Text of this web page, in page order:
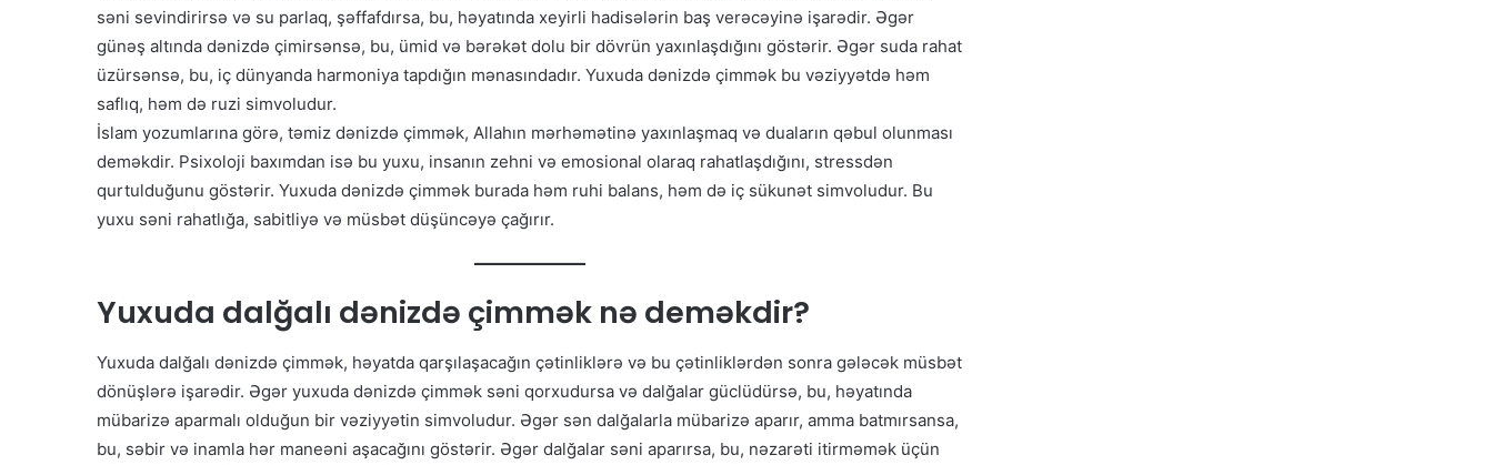
səni sevindirirsə və su parlaq, şəffafdırsa, bu, həyatında xeyirli hadisələrin baş verəcəyinə işarədir. Əgər
günəş altında dənizdə çimirsənsə, bu, ümid və bərəkət dolu bir dövrün yaxınlaşdığını göstərir. Əgər suda rahat
üzürsənsə, bu, iç dünyanda harmoniya tapdığın mənasındadır. Yuxuda dənizdə çimmək bu vəziyyətdə həm
saflıq, həm də ruzi simvoludur.
İslam yozumlarına görə, təmiz dənizdə çimmək, Allahın mərhəmətinə yaxınlaşmaq və duaların qəbul olunması
deməkdir. Psixoloji baxımdan isə bu yuxu, insanın zehni və emosional olaraq rahatlaşdığını, stressdən
qurtulduğunu göstərir. Yuxuda dənizdə çimmək burada həm ruhi balans, həm də iç sükunət simvoludur. Bu
yuxu səni rahatlığa, sabitliyə və müsbət düşüncəyə çağırır.
Yuxuda dalğalı dənizdə çimmək nə deməkdir?
Yuxuda dalğalı dənizdə çimmək, həyatda qarşılaşacağın çətinliklərə və bu çətinliklərdən sonra gələcək müsbət
dönüşlərə işarədir. Əgər yuxuda dənizdə çimmək səni qorxudursa və dalğalar güclüdürsə, bu, həyatında
mübarizə aparmalı olduğun bir vəziyyətin simvoludur. Əgər sən dalğalarla mübarizə aparır, amma batmırsansa,
bu, səbir və inamla hər maneəni aşacağını göstərir. Əgər dalğalar səni aparırsa, bu, nəzarəti itirməmək üçün